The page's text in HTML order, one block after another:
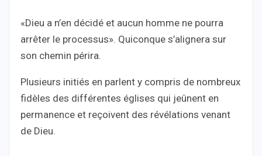
«Dieu a n’en décidé et aucun homme ne pourra
arrêter le processus». Quiconque s’alignera sur
son chemin périra.
Plusieurs initiés en parlent y compris de nombreux
fidèles des différentes églises qui jeûnent en
permanence et reçoivent des révélations venant
de Dieu.